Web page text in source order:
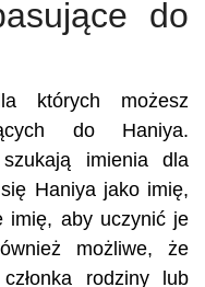
do
których możesz
do Haniya.
imienia dla
Haniya jako imię,
imię, aby uczynić je
możliwe, że
rodziny lub